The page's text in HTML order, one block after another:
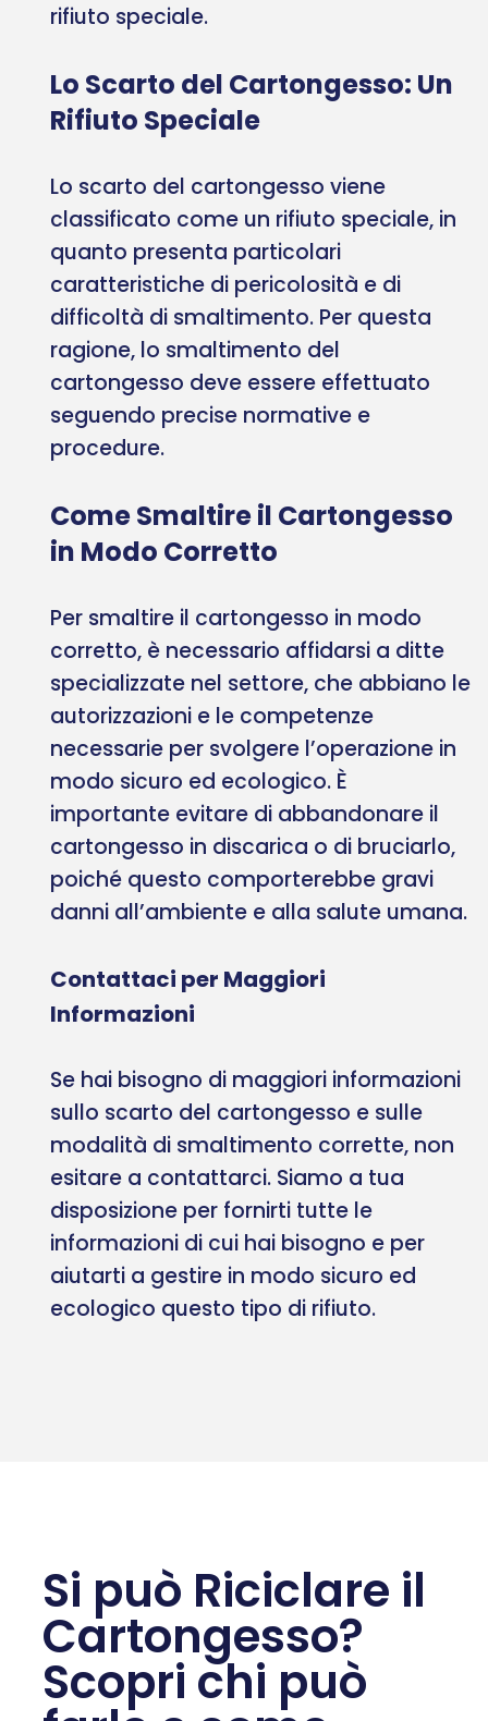
rifiuto speciale.
Lo Scarto del Cartongesso: Un
Rifiuto Speciale
Lo scarto del cartongesso viene
classificato come un rifiuto speciale, in
quanto presenta particolari
caratteristiche di pericolosità e di
difficoltà di smaltimento. Per questa
ragione, lo smaltimento del
cartongesso deve essere effettuato
seguendo precise normative e
procedure.
Come Smaltire il Cartongesso
in Modo Corretto
Per smaltire il cartongesso in modo
corretto, è necessario affidarsi a ditte
specializzate nel settore, che abbiano le
autorizzazioni e le competenze
necessarie per svolgere l’operazione in
modo sicuro ed ecologico. È
importante evitare di abbandonare il
cartongesso in discarica o di bruciarlo,
poiché questo comporterebbe gravi
danni all’ambiente e alla salute umana.
Contattaci per Maggiori
Informazioni
Se hai bisogno di maggiori informazioni
sullo scarto del cartongesso e sulle
modalità di smaltimento corrette, non
esitare a contattarci. Siamo a tua
disposizione per fornirti tutte le
informazioni di cui hai bisogno e per
aiutarti a gestire in modo sicuro ed
ecologico questo tipo di rifiuto.
Si può Riciclare il
Cartongesso?
Scopri chi può